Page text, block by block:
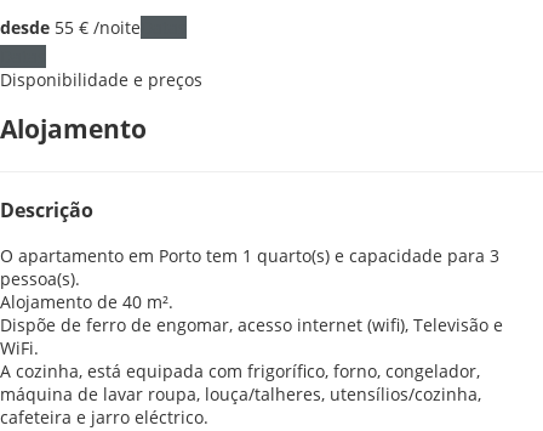
desde 55 € /noite
Disponibilidade e preços
Alojamento
Descrição
O apartamento em Porto tem 1 quarto(s) e capacidade para 3
pessoa(s).
Alojamento de 40 m².
Dispõe de ferro de engomar, acesso internet (wifi), Televisão e
WiFi.
A cozinha, está equipada com frigorífico, forno, congelador,
máquina de lavar roupa, louça/talheres, utensílios/cozinha,
cafeteira e jarro eléctrico.